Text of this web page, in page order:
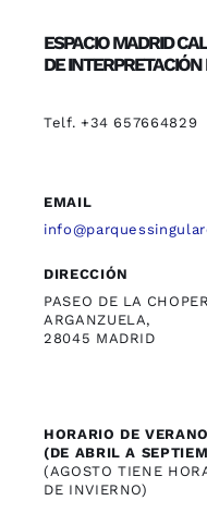
ESPACIO MADRID
DE
Telf. +34 657664829
EMAIL
DIRECCIÓN
PASEO DE LA
ARGANZUELA,
28045 MADRID
HORARIO DE VERANO
(DE ABRIL A
(AGOSTO TIENE
DE INVIERNO)